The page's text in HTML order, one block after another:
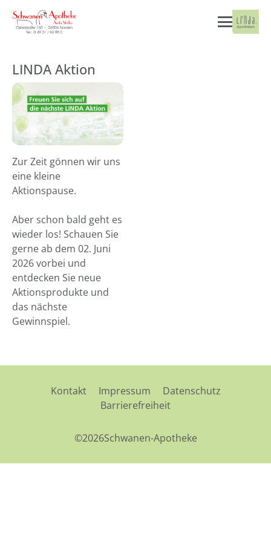
LINDA Aktion
Zur Zeit gönnen wir uns
eine kleine
Aktionspause.
Aber schon bald geht es
wieder los! Schauen Sie
gerne ab dem 02. Juni
2026 vorbei und
entdecken Sie neue
Aktionsprodukte und
das nächste
Gewinnspiel.
Kontakt Impressum
Datenschutz
Barrierefreiheit
©2026Schwanen-Apotheke